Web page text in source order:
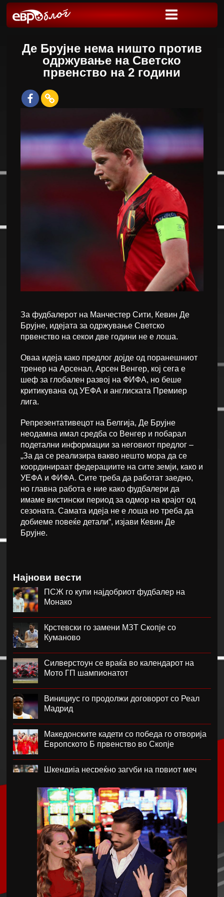
Де Брујне нема ништо против
одржување на Светско
првенство на 2 години
За фудбалерот на Манчестер Сити, Кевин Де
Брујне, идејата за одржување Светско
првенство на секои две години не е лоша.
Оваа идеја како предлог дојде од поранешниот
тренер на Арсенал, Арсен Венгер, кој сега е
шеф за глобален развој на ФИФА, но беше
критикувана од УЕФА и англиската Премиер
лига.
Репрезентативецот на Белгија, Де Брујне
неодамна имал средба со Венгер и побарал
подетални информации за неговиот предлог –
„За да се реализира вакво нешто мора да се
координираат федерациите на сите земји, како и
УЕФА и ФИФА. Сите треба да работат заедно,
но главна работа е ние како фудбалери да
имаме вистински период за одмор на крајот од
сезоната. Самата идеја не е лоша но треба да
добиеме повеќе детали“, изјави Кевин Де
Брујне.
Најнови вести
ПСЖ го купи најдобриот фудбалер на
Монако
Крстевски го замени МЗТ Скопје со
Куманово
Силверстоун се враќа во календарот на
Мото ГП шампионатот
Винициус го продолжи договорот со Реал
Мадрид
Македонските кадети со победа го отворија
Европското Б првенство во Скопје
Шкендија несреќно загуби на првиот меч
Реал го официјализира рекордниот
трансфер на Диоманде
Томас Волкап преговара со Дубаи
Перишиќ дал согласност за враќање во
Интер